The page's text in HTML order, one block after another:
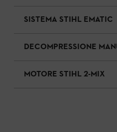
SISTEMA STIHL EMATIC
DECOMPRESSIONE
MOTORE STIHL 2-MIX